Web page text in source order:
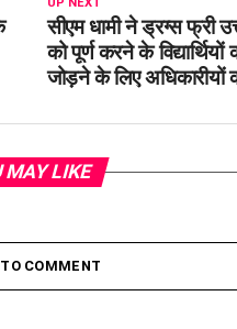
UP NEXT
सीएम धामी ने ड्रग्स फ्री
को पूर्ण करने के
जोड़ने के लिए अधिकारीयों
MAY LIKE
COMMENT